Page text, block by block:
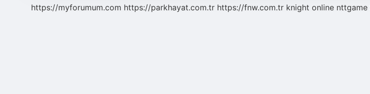
https://myforumum.com https://parkhayat.com.tr https://fnw.com.tr knight online nttgame